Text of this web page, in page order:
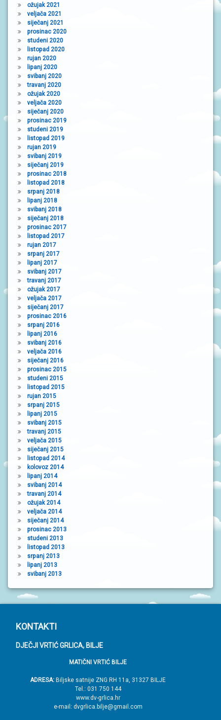
ožujak 2021
veljača 2021
siječanj 2021
prosinac 2020
studeni 2020
listopad 2020
rujan 2020
lipanj 2020
svibanj 2020
travanj 2020
ožujak 2020
veljača 2020
siječanj 2020
prosinac 2019
studeni 2019
listopad 2019
rujan 2019
svibanj 2019
siječanj 2019
prosinac 2018
listopad 2018
srpanj 2018
lipanj 2018
svibanj 2018
siječanj 2018
prosinac 2017
listopad 2017
rujan 2017
srpanj 2017
lipanj 2017
svibanj 2017
travanj 2017
ožujak 2017
veljača 2017
siječanj 2017
prosinac 2016
srpanj 2016
lipanj 2016
svibanj 2016
veljača 2016
siječanj 2016
prosinac 2015
studeni 2015
listopad 2015
rujan 2015
srpanj 2015
lipanj 2015
svibanj 2015
travanj 2015
veljača 2015
siječanj 2015
listopad 2014
kolovoz 2014
lipanj 2014
svibanj 2014
travanj 2014
ožujak 2014
veljača 2014
siječanj 2014
prosinac 2013
studeni 2013
listopad 2013
srpanj 2013
lipanj 2013
svibanj 2013
P
o
KONTAKTI
DJEČJI VRTIĆ GRLICA, BILJE
MATIČNI VRTIĆ BILJE
ADRESA: Biljske satnije ZNG RH 11a, 31327 BILJE
Tel.: 031 750 144
www.dv-grlica.hr
e-mail: dvgrlica.bilje@gmail.com